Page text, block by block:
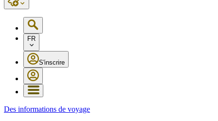
FR
S'inscrire
Des informations de voyage